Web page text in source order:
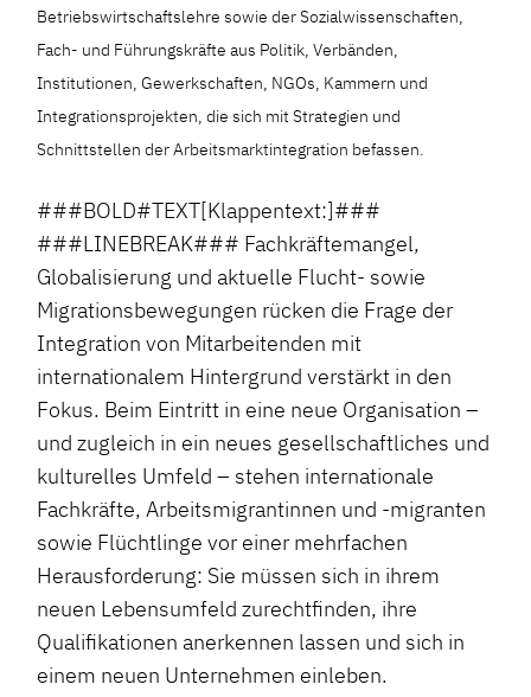
Betriebswirtschaftslehre sowie der Sozialwissenschaften,
Fach- und Führungskräfte aus Politik, Verbänden,
Institutionen, Gewerkschaften, NGOs, Kammern und
Integrationsprojekten, die sich mit Strategien und
Schnittstellen der Arbeitsmarktintegration befassen.
###BOLD#TEXT[Klappentext:]###
###LINEBREAK### Fachkräftemangel,
Globalisierung und aktuelle Flucht- sowie
Migrationsbewegungen rücken die Frage der
Integration von Mitarbeitenden mit
internationalem Hintergrund verstärkt in den
Fokus. Beim Eintritt in eine neue Organisation –
und zugleich in ein neues gesellschaftliches und
kulturelles Umfeld – stehen internationale
Fachkräfte, Arbeitsmigrantinnen und -migranten
sowie Flüchtlinge vor einer mehrfachen
Herausforderung: Sie müssen sich in ihrem
neuen Lebensumfeld zurechtfinden, ihre
Qualifikationen anerkennen lassen und sich in
einem neuen Unternehmen einleben.